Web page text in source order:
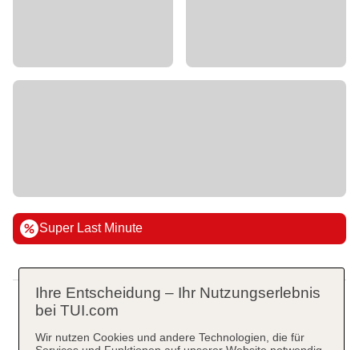
Super Last Minute
Ihre Entscheidung – Ihr Nutzungserlebnis
bei TUI.com
Wir nutzen Cookies und andere Technologien, die für